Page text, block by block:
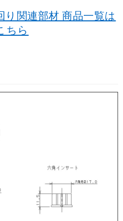
り関連部材 商品一覧は
ちら